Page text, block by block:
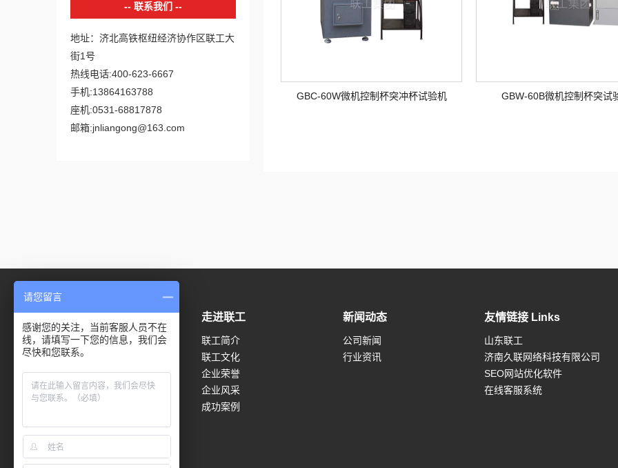
联系我们
地址：济北高铁枢纽经济协作区联工大
街1号
热线电话:400-623-6667
手机:13864163788
座机:0531-68817878
邮箱:jnliangong@163.com
GBC-60W微机控制杯突冲杯试验机 GBW-60B微机控制杯突试
电子万能试验机系列
电液伺服万能试验机系列
冲击试验机系列
冲击试验低温仪系列
弯曲试验机系列
走进联工
联工简介
联工文化
企业荣誉
企业风采
成功案例
新闻动态
公司新闻
行业资讯
友情链接 Links
山东联工
济南久联网络科技有限公司
SEO网站优化软件
在线客服系统
请您留言
感谢您的关注，当前客服人员不在
线，请填写一下您的信息，我们会
尽快和您联系。